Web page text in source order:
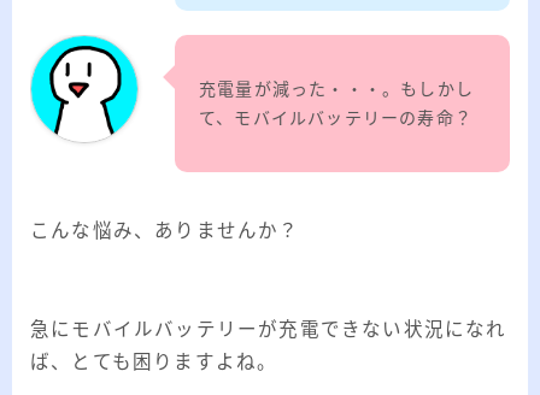
カテゴリー
カ
イ
RSS
充電量が減った・・・。もしかし
て、モバイルバッテリーの寿命？
こんな悩み、ありませんか？
急にモバイルバッテリーが充電できない状況になれ
ば、とても困りますよね。